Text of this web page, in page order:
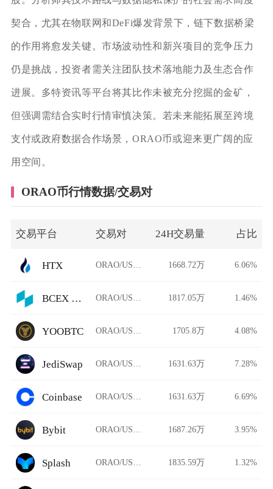
契合，尤其在物联网和DeFi爆发背景下，链下数据桥梁
的作用将愈发关键。市场波动性和新兴项目的竞争压力
仍是挑战，投资者需关注团队技术落地能力及生态合作
进展。多特资讯等平台将其比作未被充分挖掘的金矿，
但强调需结合实时行情审慎决策。若未来能拓展至跨境
支付或政府数据合作场景，ORAO币或迎来更广阔的应
用空间。
ORAO币行情数据/交易对
交易平台 交易对 24H交易量 占比
HTX ORAO/USDT 1668.72万 6.06%
BCEX Korea ORAO/USDT 1817.05万 1.46%
YOOBTC ORAO/USDT 1705.8万 4.08%
JediSwap ORAO/USDT 1631.63万 7.28%
Coinbase ORAO/USDT 1631.63万 6.69%
Bybit ORAO/USDT 1687.26万 3.95%
Splash ORAO/USDT 1835.59万 1.32%